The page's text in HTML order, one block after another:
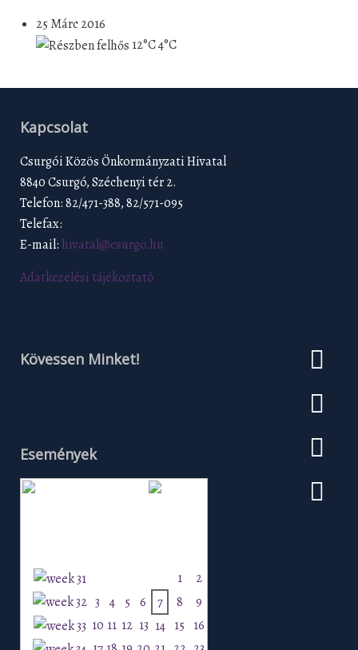
25 Márc 2016
12°C4°C
Kapcsolat
Csurgói Közös Önkormányzati Hivatal
8840 Csurgó, Széchenyi tér 2.
Telefon: 82/471-388, 82/571-095
Telefax:
E-mail: hivatal@csurgo.hu
Adatkezelési tájékoztató
Kövessen Minket!
Események
1
2
3 4 5 6 7 8
9
10 11 12 13 14 15 16